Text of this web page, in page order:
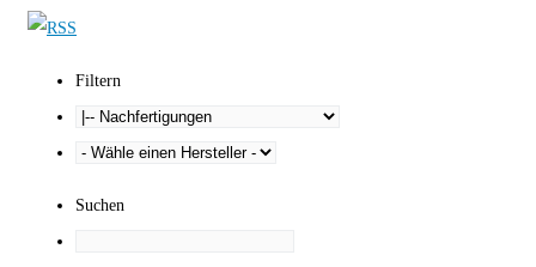
Filtern
Suchen